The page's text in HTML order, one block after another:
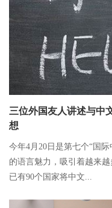
三位外国友人讲述与
想
今年4月20日是第七个“国
的语言魅力，吸引着越来
已有90个国家将中文...